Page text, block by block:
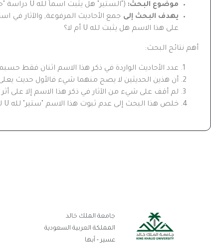
موضوع البحث: ("الستير" هل يثبت اسماً لله U دراسة
يهدف البحث إلى جمع الأحاديث المرفوعة, والآثار في
على هذا الاسم هل يثبت لله U أم لا؟
أهم نتائج البحث:
عدد الأحاديث الواردة في ذكر هذا الاسم اثنان فقط
أن هذين الحديثين لا يصح منهما شيء فالأول حديث
لم أقف على شيء من الآثار في ذكر هذا الاسم إلا على
خلص هذا البحث إلى عدم ثبوت هذا الاسم "ستير" لله U
جامعة الملك خالد
المملكة العربية السعودية
عسير - أبها